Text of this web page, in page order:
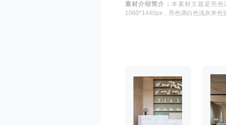
素材介绍简介： 本素材主题是 亮色
1080*1440px， 亮色调白色浅灰米色